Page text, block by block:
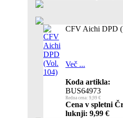
CFV Aichi DPD
Več ...
Koda artikla:
BUS64973
Redna cena: 9,99 €
Cena v spletni
luknji: 9,99 €